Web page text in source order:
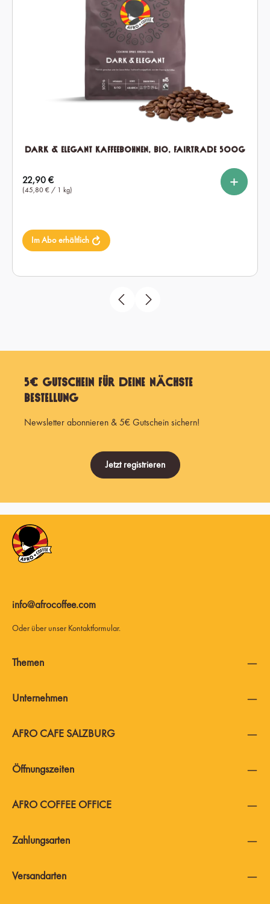
Dark & Elegant Kaffeebohnen, Bio, Fairtrade 500g
Setmenge
1x
(45,80 € / 1 kg)
Regulärer Preis:
22,90 €
Im Abo erhältlich
5€ Gutschein für Deine nächste
Bestellung
Newsletter abonnieren & 5€ Gutschein sichern!
Jetzt registrieren
info@afrocoffee.com
Oder über unser Kontaktformular.
AFRO COFFEE OFFICE
AFRO CAFE SALZBURG
Zahlungsarten
Themen
Unternehmen
Öffnungszeiten
Versandarten